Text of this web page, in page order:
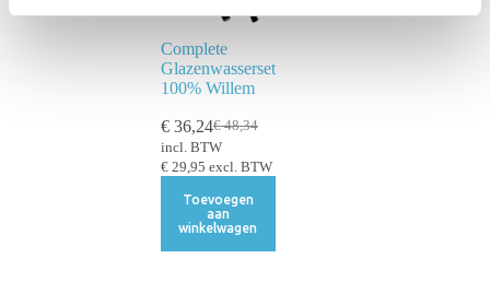
t
Complete
Glazenwasserset
100% Willem
€48,34
€36,24
incl. BTW
€29,95 excl. BTW
Toevoegen
aan
winkelwagen